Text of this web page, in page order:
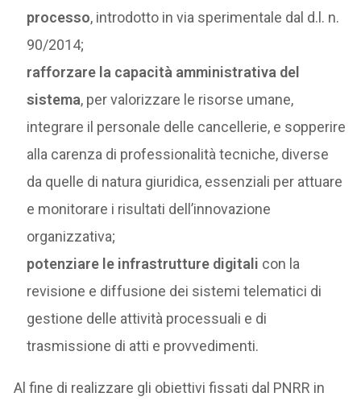
processo, introdotto in via sperimentale dal d.l. n.
90/2014;
rafforzare la capacità amministrativa del
sistema, per valorizzare le risorse umane,
integrare il personale delle cancellerie, e sopperire
alla carenza di professionalità tecniche, diverse
da quelle di natura giuridica, essenziali per attuare
e monitorare i risultati dell’innovazione
organizzativa;
potenziare le infrastrutture digitali con la
revisione e diffusione dei sistemi telematici di
gestione delle attività processuali e di
trasmissione di atti e provvedimenti.
Al fine di realizzare gli obiettivi fissati dal PNRR in